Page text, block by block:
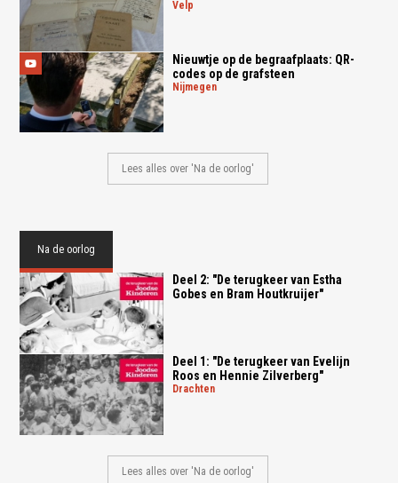
velp
Nieuwtje op de begraafplaats: QR-
codes op de grafsteen
nijmegen
Lees alles over 'Na de oorlog'
Na de oorlog
Deel 2: "De terugkeer van Estha
Gobes en Bram Houtkruijer"
Deel 1: "De terugkeer van Evelijn
Roos en Hennie Zilverberg"
drachten
Lees alles over 'Na de oorlog'